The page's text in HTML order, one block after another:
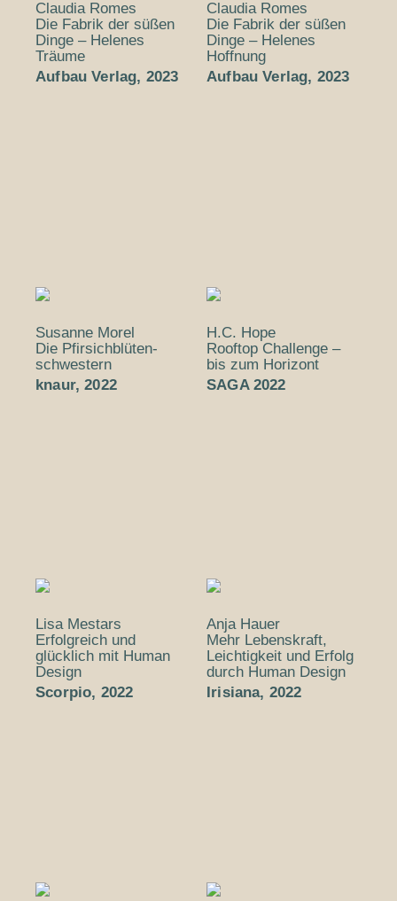
Claudia Romes
Die Fabrik der süßen
Dinge – Helenes
Träume
Aufbau Verlag, 2023
Claudia Romes
Die Fabrik der süßen
Dinge – Helenes
Hoffnung
Aufbau Verlag, 2023
Susanne Morel
Die Pfirsich­­blüten­­
schwestern
knaur, 2022
H.C. Hope
Rooftop Challenge –
bis zum Horizont
SAGA 2022
Lisa Mestars
Erfolgreich und
glücklich mit Human
Design
Scorpio, 2022
Anja Hauer
Mehr Lebenskraft,
Leichtigkeit und Erfolg
durch Human Design
Irisiana, 2022